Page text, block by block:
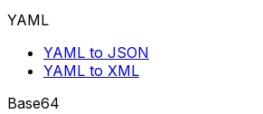
YAML
YAML to JSON
YAML to XML
Base64